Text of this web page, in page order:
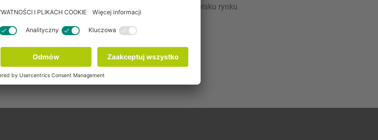
logistycznymi, co jest kluczowe w dynamicznym środowisku rynku